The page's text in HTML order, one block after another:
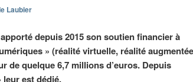
Laubier
depuis 2015 son soutien financier à
» (réalité virtuelle, réalité
de quelque 6,7 millions d’euros. Depuis
leur est dédié.